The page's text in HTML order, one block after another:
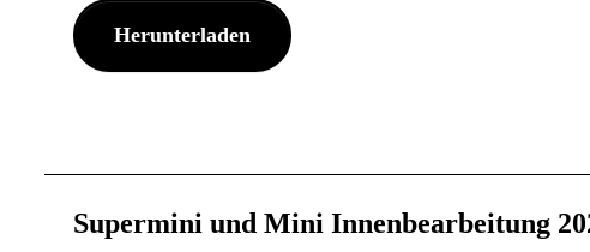
Herunterladen
Supermini und Mini Innenbearbeitung